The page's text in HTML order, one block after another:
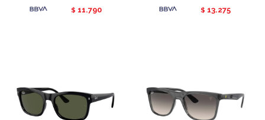
$ 11.790 $ 13.275